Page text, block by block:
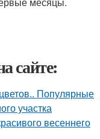
сайте:
Популярные
участка
весеннего